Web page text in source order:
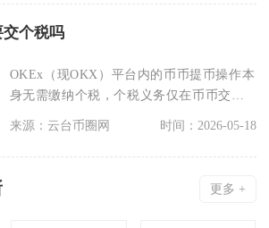
个税吗
OKEx（现OKX）平台内的币币提币操作本
身无需缴纳个税，个税义务仅在币币交易
来源：云台币圈网 时间：2026-05-18
更多 +